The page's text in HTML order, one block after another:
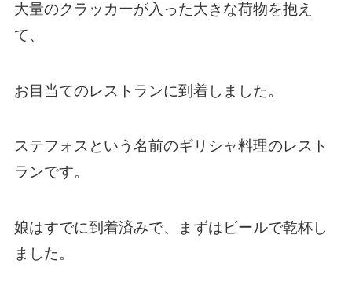
大量のクラッカーが入った大きな荷物を抱え
て、
お目当てのレストランに到着しました。
ステフォスという名前のギリシャ料理のレスト
ランです。
娘はすでに到着済みで、まずはビールで乾杯し
ました。